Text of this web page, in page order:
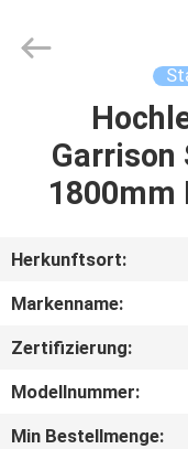
PRODUKTE
ÜBER
UNS
FABRIK-
AUSFLUG
Co.,Ltd.
Garrison
1800mm
Herkunftsort:
Markenname:
Zertifizierung:
Modellnummer:
Min Bestellmenge: